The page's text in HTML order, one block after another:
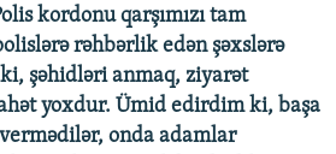
kordonu qarşımızı tam
rəhbərlik edən şəxslərə
şəhidləri anmaq, ziyarət
yoxdur. Ümid edirdim ki, başa
onda adamlar